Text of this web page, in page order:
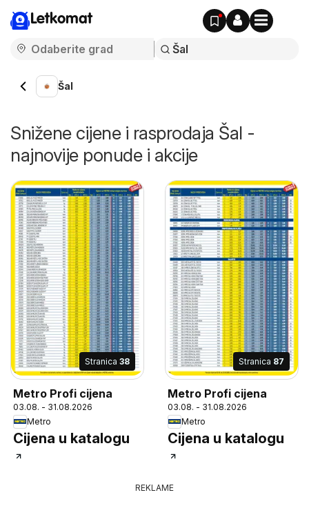
Letkomat
Šal
Snižene cijene i rasprodaja Šal -
najnovije ponude i akcije
Stranica 38
Metro Profi cijena
03.08. - 31.08.2026
Metro
Cijena u katalogu
Stranica 87
Metro Profi cijena
03.08. - 31.08.2026
Metro
Cijena u katalogu
REKLAME